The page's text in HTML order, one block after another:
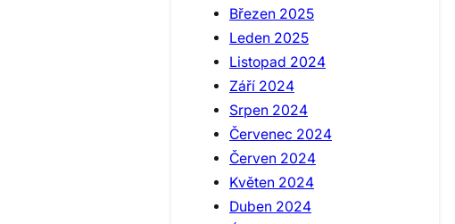
Březen 2025
Leden 2025
Listopad 2024
Září 2024
Srpen 2024
Červenec 2024
Červen 2024
Květen 2024
Duben 2024